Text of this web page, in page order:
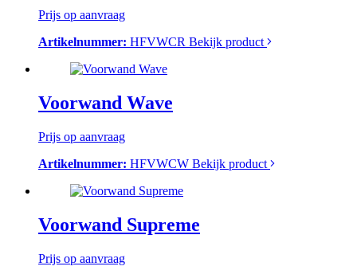
Prijs op aanvraag
Artikelnummer: HFVWCR Bekijk product
Voorwand Wave
Prijs op aanvraag
Artikelnummer: HFVWCW Bekijk product
Voorwand Supreme
Prijs op aanvraag